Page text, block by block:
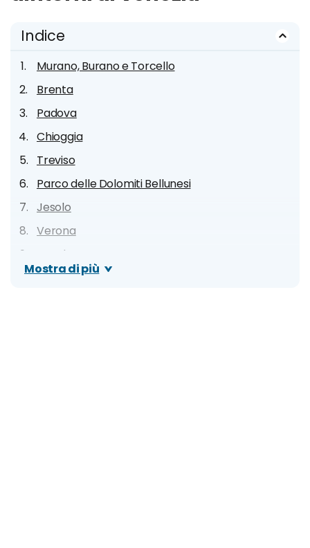
Indice
Murano, Burano e Torcello
Brenta
Padova
Chioggia
Treviso
Parco delle Dolomiti Bellunesi
Jesolo
Verona
Caorle
Bassano del Grappa
Mostra di più